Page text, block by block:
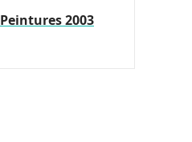
Peintures 2003